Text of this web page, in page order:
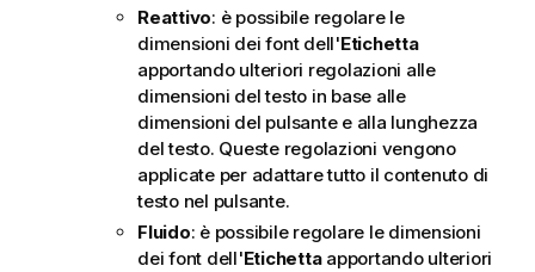
Reattivo: è possibile regolare le
dimensioni dei font dell'Etichetta
apportando ulteriori regolazioni alle
dimensioni del testo in base alle
dimensioni del pulsante e alla lunghezza
del testo. Queste regolazioni vengono
applicate per adattare tutto il contenuto di
testo nel pulsante.
Fluido: è possibile regolare le dimensioni
dei font dell'Etichettaapportando ulteriori